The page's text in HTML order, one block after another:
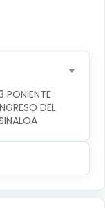
PONIENTE
DEL